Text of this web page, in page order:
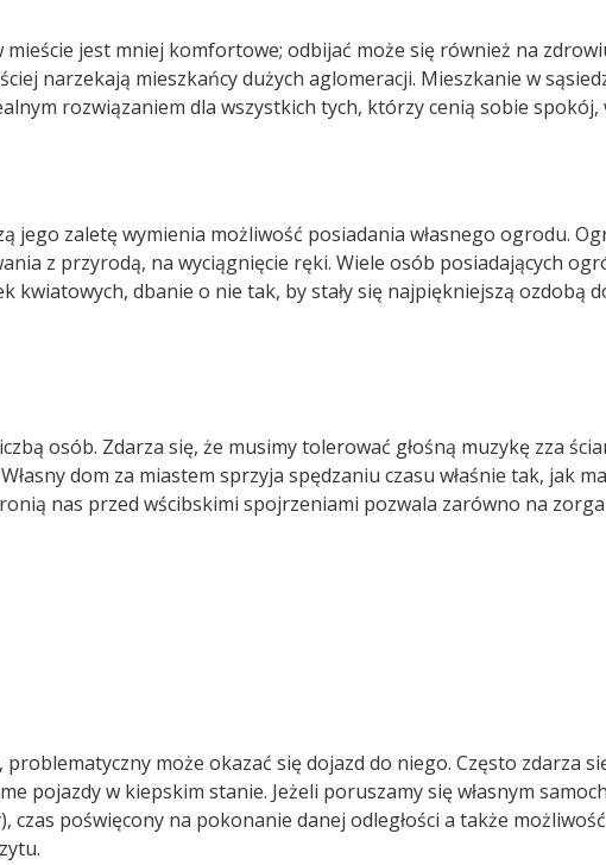
mieście jest mniej komfortowe; odbijać może się również na
narzekają mieszkańcy dużych aglomeracji. Mieszkanie w
rozwiązaniem dla wszystkich tych, którzy cenią sobie spokój,
jego zaletę wymienia możliwość posiadania własnego ogrodu.
z przyrodą, na wyciągnięcie ręki. Wiele osób posiadających
dbanie o nie tak, by stały się najpiękniejszą ozdobą
osób. Zdarza się, że musimy tolerować głośną muzykę zza
dom za miastem sprzyja spędzaniu czasu właśnie tak, jak
nas przed wścibskimi spojrzeniami pozwala zarówno na
może okazać się dojazd do niego. Często zdarza
pojazdy w kiepskim stanie. Jeżeli poruszamy się własnym
czas poświęcony na pokonanie danej odległości a także